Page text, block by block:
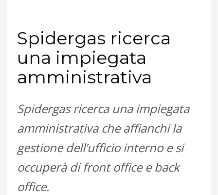
Spidergas ricerca
una impiegata
amministrativa
Spidergas ricerca una impiegata
amministrativa che affianchi la
gestione dell’ufficio interno e si
occuperà di front office e back
office.